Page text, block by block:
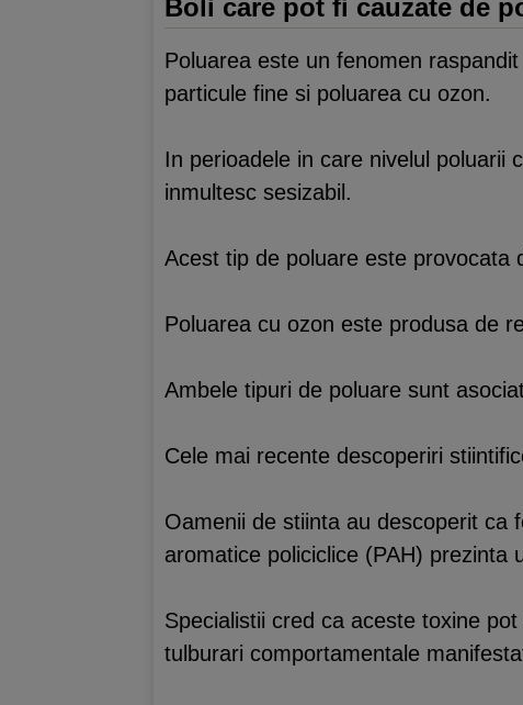
Boli care pot fi cauzate de
Poluarea este un fenomen
particule fine si poluarea cu ozon.
In perioadele in care nivelul poluarii
inmultesc sesizabil.
Acest tip de poluare este provocata
Poluarea cu ozon este produsa de
Ambele tipuri de poluare sunt
Cele mai recente descoperiri
Oamenii de stiinta au descoperit ca
aromatice policiclice (PAH) prezinta
Specialistii cred ca aceste toxine
tulburari comportamentale